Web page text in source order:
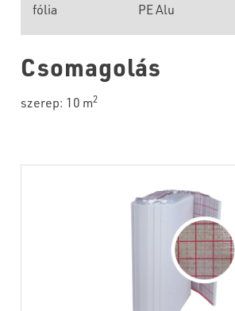
fólia PE Alu
Csomagolás
szerep: 10 m2